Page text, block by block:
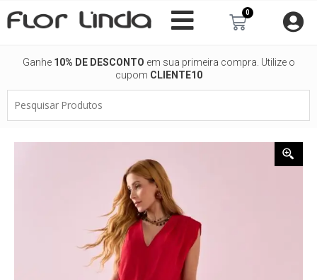
para
0
Carrinho
Ganhe 10% DE DESCONTO em sua primeira compra. Utilize o
cupom CLIENTE10
Produtos